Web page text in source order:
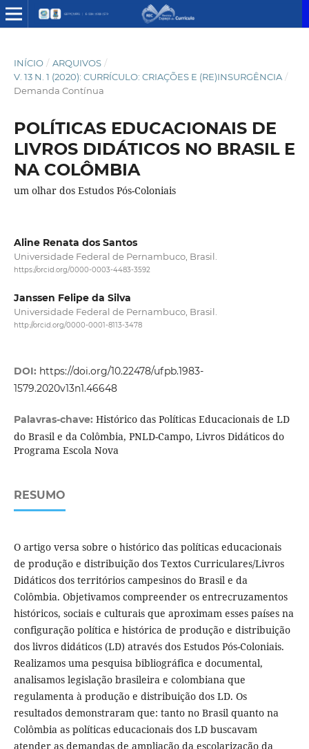
INÍCIO / ARQUIVOS /
V. 13 N. 1 (2020): CURRÍCULO: CRIAÇÕES E (RE)INSURGÊNCIA /
Demanda Contínua
POLÍTICAS EDUCACIONAIS DE
LIVROS DIDÁTICOS NO BRASIL E
NA COLÔMBIA
um olhar dos Estudos Pós-Coloniais
Aline Renata dos Santos
Universidade Federal de Pernambuco, Brasil.
https://orcid.org/0000-0003-4483-3592
Janssen Felipe da Silva
Universidade Federal de Pernambuco, Brasil.
http://orcid.org/0000-0001-8113-3478
DOI: https://doi.org/10.22478/ufpb.1983-
1579.2020v13n1.46648
Palavras-chave: Histórico das Políticas Educacionais de LD
do Brasil e da Colômbia, PNLD-Campo, Livros Didáticos do
Programa Escola Nova
RESUMO
O artigo versa sobre o histórico das políticas educacionais
de produção e distribuição dos Textos Curriculares/Livros
Didáticos dos territórios campesinos do Brasil e da
Colômbia. Objetivamos compreender os entrecruzamentos
históricos, sociais e culturais que aproximam esses países na
configuração política e histórica de produção e distribuição
dos livros didáticos (LD) através dos Estudos Pós-Coloniais.
Realizamos uma pesquisa bibliográfica e documental,
analisamos legislação brasileira e colombiana que
regulamenta à produção e distribuição dos LD. Os
resultados demonstraram que: tanto no Brasil quanto na
Colômbia as políticas educacionais dos LD buscavam
atender as demandas de ampliação da escolarização da